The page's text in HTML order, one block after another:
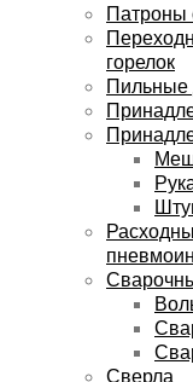
Патроны
горелок
Пильные
Сверла